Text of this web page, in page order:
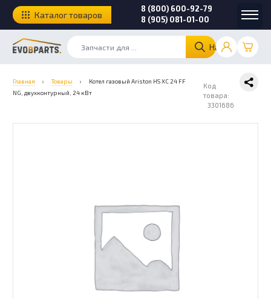
Найти
8 (800) 600-92-79
8 (905) 081-01-00
Каталог товаров
Главная › Товары ›
Котел газовый Ariston HS XC 24 FF
NG, двухконтурный, 24 кВт
Код
товара:
3301686